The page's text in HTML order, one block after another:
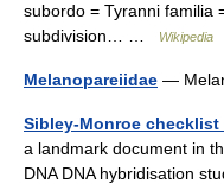
subordo = Tyranni familia
subdivision… …
Wikipedia
Melanopareiidae —
Sibley-Monroe checklist
a landmark document in
DNA DNA hybridisation